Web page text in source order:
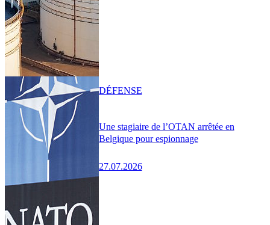
Une stagiaire de l’OTAN arrêtée en
Belgique pour espionnage
27.07.2026
DÉFENSE